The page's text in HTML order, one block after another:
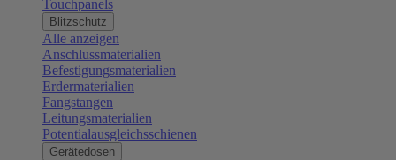
Touchpanels
Blitzschutz
Alle anzeigen
Anschlussmaterialien
Befestigungsmaterialien
Erdermaterialien
Fangstangen
Leitungsmaterialien
Potentialausgleichsschienen
Gerätedosen